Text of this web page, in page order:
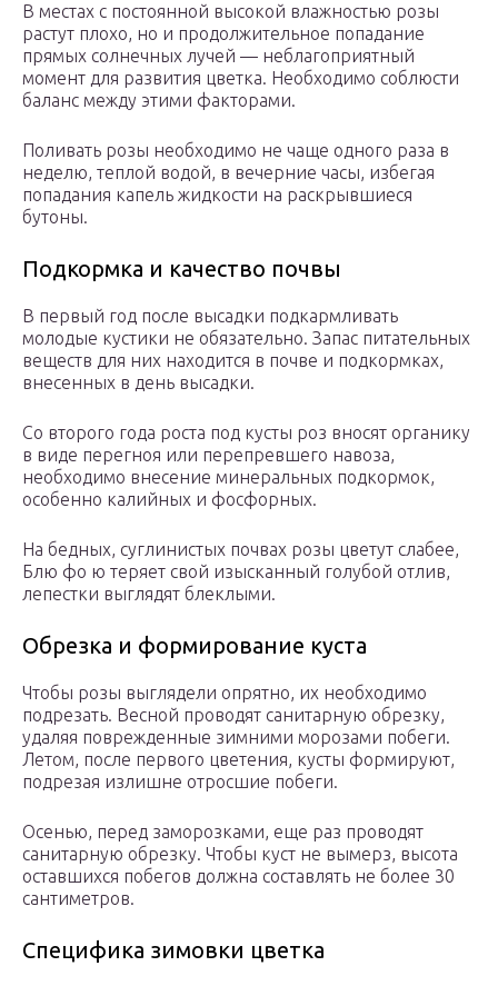
В местах с постоянной высокой влажностью розы
растут плохо, но и продолжительное попадание
прямых солнечных лучей — неблагоприятный
момент для развития цветка. Необходимо соблюсти
баланс между этими факторами.
Поливать розы необходимо не чаще одного раза в
неделю, теплой водой, в вечерние часы, избегая
попадания капель жидкости на раскрывшиеся
бутоны.
Подкормка и качество почвы
В первый год после высадки подкармливать
молодые кустики не обязательно. Запас питательных
веществ для них находится в почве и подкормках,
внесенных в день высадки.
Со второго года роста под кусты роз вносят органику
в виде перегноя или перепревшего навоза,
необходимо внесение минеральных подкормок,
особенно калийных и фосфорных.
На бедных, суглинистых почвах розы цветут слабее,
Блю фо ю теряет свой изысканный голубой отлив,
лепестки выглядят блеклыми.
Обрезка и формирование куста
Чтобы розы выглядели опрятно, их необходимо
подрезать. Весной проводят санитарную обрезку,
удаляя поврежденные зимними морозами побеги.
Летом, после первого цветения, кусты формируют,
подрезая излишне отросшие побеги.
Осенью, перед заморозками, еще раз проводят
санитарную обрезку. Чтобы куст не вымерз, высота
оставшихся побегов должна составлять не более 30
сантиметров.
Специфика зимовки цветка